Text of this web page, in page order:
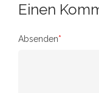
Einen
Absenden*